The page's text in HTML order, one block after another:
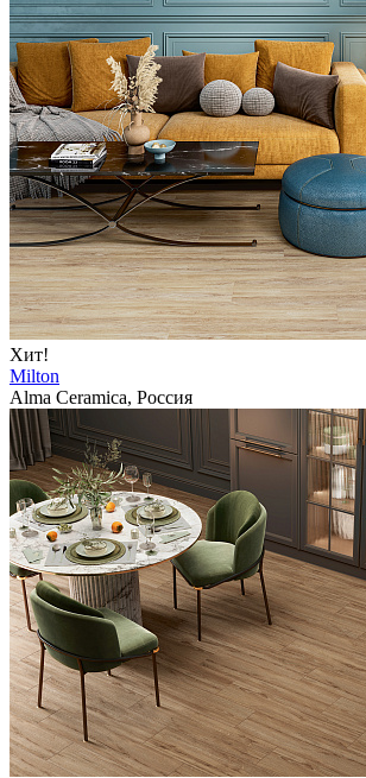
Хит!
Milton
Alma Ceramica, Россия